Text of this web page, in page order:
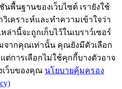
พื้นฐานของเว็บไซต์ เรายังใช้
เคราะห์และทำความเข้าใจว่า
านี้จะถูกเก็บไว้ในเบราว์เซอร์
ากคุณเท่านั้น คุณยังมีตัวเลือก
ต่การเลือกไม่ใช้คุกกี้บางตัวอาจ
เว็บของคุณ นโยบายคุ้มครอง